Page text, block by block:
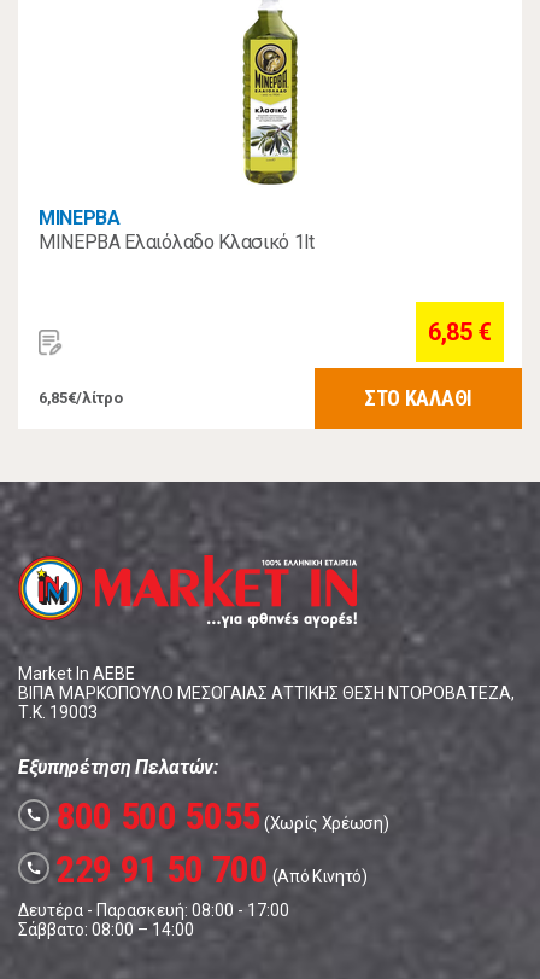
ΜΙΝΕΡΒΑ
ΜΙΝΕΡΒΑ Ελαιόλαδο Κλασικό 1lt
6,85 €
6,85€/λίτρο ΣΤΟ ΚΑΛΑΘΙ
Market In ΑΕΒΕ
ΒΙΠΑ ΜΑΡΚΟΠΟΥΛΟ ΜΕΣΟΓΑΙΑΣ ΑΤΤΙΚΗΣ ΘΕΣΗ ΝΤΟΡΟΒΑΤΕΖΑ,
Τ.Κ. 19003
Εξυπηρέτηση Πελατών:
call 800 500 5055(Χωρίς Χρέωση)
call 229 91 50 700 (Από Κινητό)
Δευτέρα - Παρασκευή: 08:00 - 17:00
Σάββατο: 08:00 – 14:00